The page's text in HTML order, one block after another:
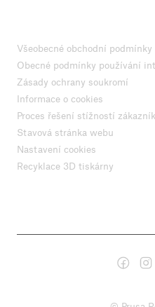
Všeobecné obchodní podmínky
Obecné podmínky používání
Zásady ochrany soukromí
Informace o cookies
Proces řešení stížností
Stavová stránka webu
Nastavení cookies
Recyklace 3D tiskárny